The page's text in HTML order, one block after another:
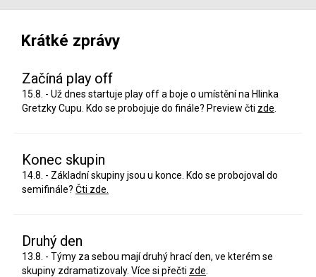
Krátké zprávy
Začíná play off
15.8. - Už dnes startuje play off a boje o umístění na Hlinka
Gretzky Cupu. Kdo se probojuje do finále? Preview čti zde
Konec skupin
14.8. - Základní skupiny jsou u konce. Kdo se probojoval do
semifinále? Čti zde.
Druhý den
13.8. - Týmy za sebou mají druhý hrací den, ve kterém se
skupiny zdramatizovaly. Více si přečti zde